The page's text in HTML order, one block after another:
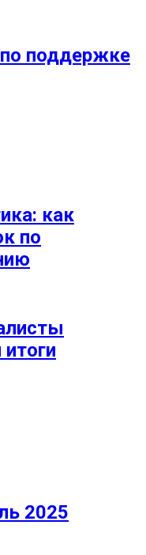
поддержке
как
по
2025